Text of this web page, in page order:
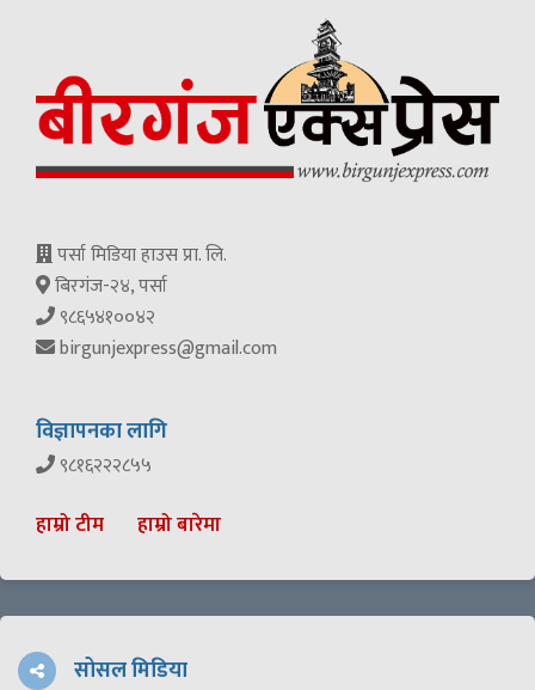
पर्सा मिडिया हाउस प्रा. लि.
बिरगंज-२४, पर्सा
९८६५४१००४२
birgunjexpress@gmail.com
विज्ञापनका लागि
९८१६२२२८५५
हाम्रो टीम हाम्रो बारेमा
सोसल मिडिया